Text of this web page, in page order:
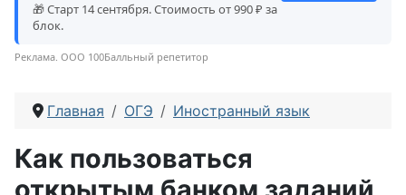
🎁 Старт 14 сентября. Стоимость от 990 ₽ за
блок.
Реклама. ООО 100Балльный репетитор
Главная ОГЭ Иностранный язык
Как пользоваться